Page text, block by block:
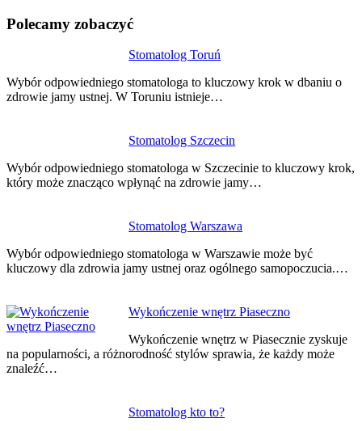
Polecamy zobaczyć
Stomatolog Toruń
Wybór odpowiedniego stomatologa to kluczowy krok w dbaniu o
zdrowie jamy ustnej. W Toruniu istnieje…
Stomatolog Szczecin
Wybór odpowiedniego stomatologa w Szczecinie to kluczowy krok,
który może znacząco wpłynąć na zdrowie jamy…
Stomatolog Warszawa
Wybór odpowiedniego stomatologa w Warszawie może być
kluczowy dla zdrowia jamy ustnej oraz ogólnego samopoczucia.…
Wykończenie wnętrz Piaseczno
Wykończenie wnętrz w Piasecznie zyskuje
na popularności, a różnorodność stylów sprawia, że każdy może
znaleźć…
Stomatolog kto to?
wpisu